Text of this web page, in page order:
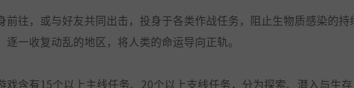
前往，或与好友共同出击，投身于各类作战任务，阻止生物质感染的持
逐一收复动乱的地区，将人类的命运导向正轨。
戏含有15个以上主线任务、20个以上支线任务，分为探索、潜入与生存